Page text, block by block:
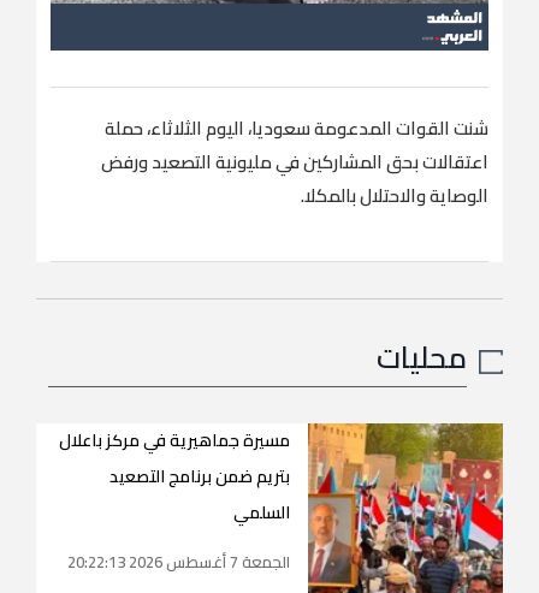
شنت القوات المدعومة سعوديا، اليوم الثلاثاء، حملة
اعتقالات بحق المشاركين في مليونية التصعيد ورفض
الوصاية والاحتلال بالمكلا.
محليات
مسيرة جماهيرية في مركز باعلال
بتريم ضمن برنامج التصعيد
السلمي
الجمعة 7 أغسطس 2026 20:22:13